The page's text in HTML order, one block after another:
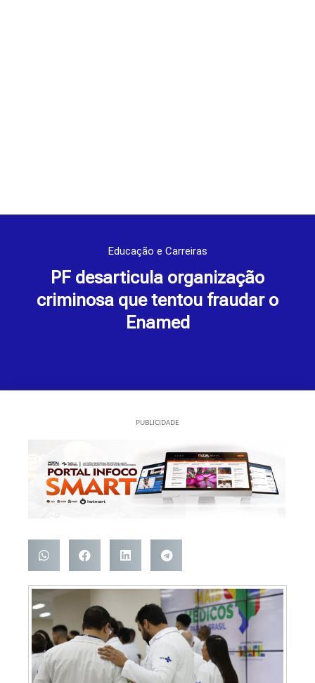
Educação e Carreiras
PF desarticula organização
criminosa que tentou fraudar o
Enamed
PUBLICIDADE